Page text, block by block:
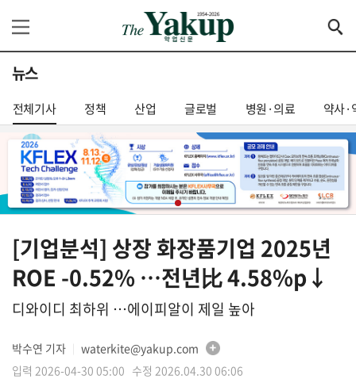
뉴스
전체기사 정책 산업 글로벌 병원·의료 약사·
[기업분석] 상장 화장품기업 2025년
ROE -0.52% …전년比 4.58%p↓
디와이디 최하위 …에이피알이 제일 높아
박수연 기자
waterkite@yakup.com
입력 2026-04-30 05:00 수정 2026.04.30 06:06